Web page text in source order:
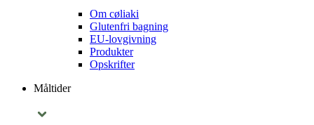
Om cøliaki
Glutenfri bagning
EU-lovgivning
Produkter
Opskrifter
Måltider